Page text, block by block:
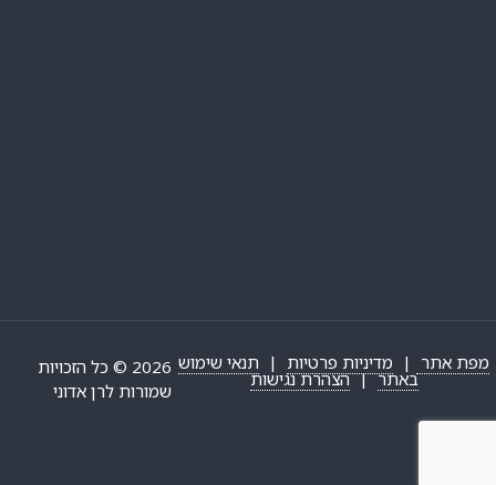
מפת אתר | מדיניות פרטיות | תנאי שימוש
באתר|הצהרת נגישות
2026 © כל הזכויות
שמורות לרן אדוני